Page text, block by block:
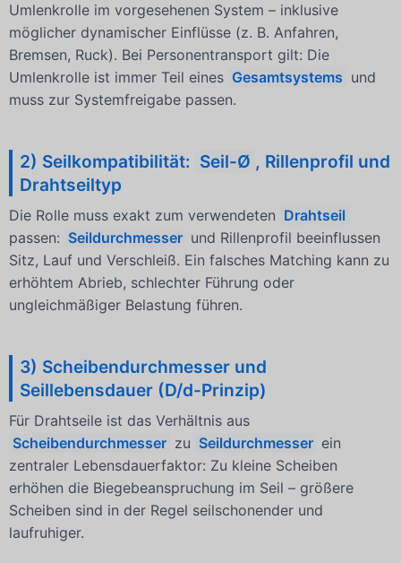
Umlenkrolle im vorgesehenen System – inklusive
möglicher dynamischer Einflüsse (z. B. Anfahren,
Bremsen, Ruck). Bei Personentransport gilt: Die
Umlenkrolle ist immer Teil eines Gesamtsystems und
muss zur Systemfreigabe passen.
2) Seilkompatibilität: Seil-Ø , Rillenprofil und
Drahtseiltyp
Die Rolle muss exakt zum verwendeten Drahtseil
passen: Seildurchmesser und Rillenprofil beeinflussen
Sitz, Lauf und Verschleiß. Ein falsches Matching kann zu
erhöhtem Abrieb, schlechter Führung oder
ungleichmäßiger Belastung führen.
3) Scheibendurchmesser und
Seillebensdauer (D/d-Prinzip)
Für Drahtseile ist das Verhältnis aus
Scheibendurchmesser zu Seildurchmesser ein
zentraler Lebensdauerfaktor: Zu kleine Scheiben
erhöhen die Biegebeanspruchung im Seil – größere
Scheiben sind in der Regel seilschonender und
laufruhiger.